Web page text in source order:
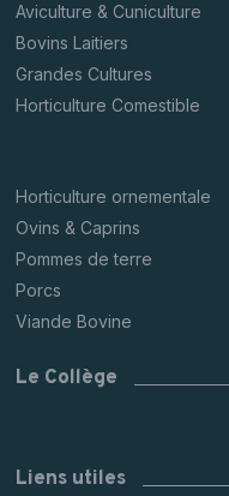
Aviculture & Cuniculture
Bovins Laitiers
Grandes Cultures
Horticulture Comestible
Horticulture ornementale
Ovins & Caprins
Pommes de terre
Porcs
Viande Bovine
Le Collège
Liens utiles